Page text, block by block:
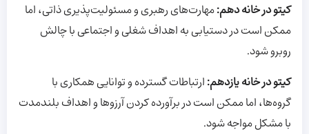
کیتو در خانه دهم:مهارت‌های رهبری و مسئولیت‌پذیری ذاتی، اما
ممکن است در دستیابی به اهداف شغلی و اجتماعی با چالش
روبرو شود.
کیتو در خانه یازدهم:ارتباطات گسترده و توانایی همکاری با
گروه‌ها، اما ممکن است در برآورده کردن آرزوها و اهداف بلندمدت
با مشکل مواجه شود.